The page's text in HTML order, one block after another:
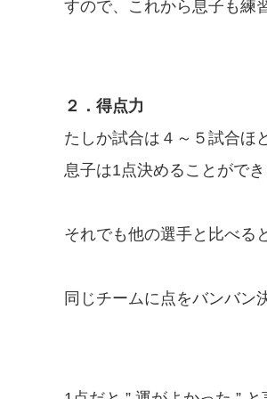
すので、これから息子も練
２．得点力
たしか試合は４～５試合ほ
息子は1点決めることができ
それでも他の選手と比べる
同じチームに点をバンバン